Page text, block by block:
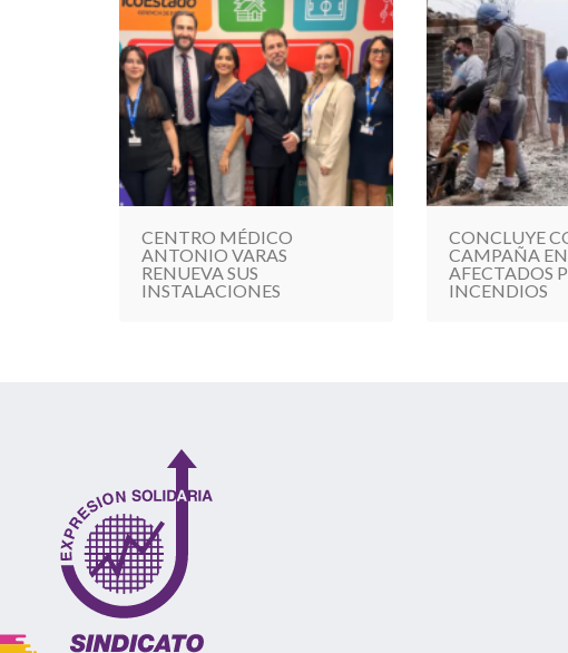
CENTRO MÉDICO
ANTONIO VARAS
RENUEVA SUS
INSTALACIONES
CONCLUYE
CAMPAÑA
AFECTADOS
INCENDIOS